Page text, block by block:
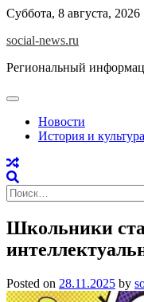
Skip
content
Суббота, 8 августа, 2026
social-news.ru
Региональный
Новости
История и культура
Найти:
Школьники
Posted on 28.11.2025 by